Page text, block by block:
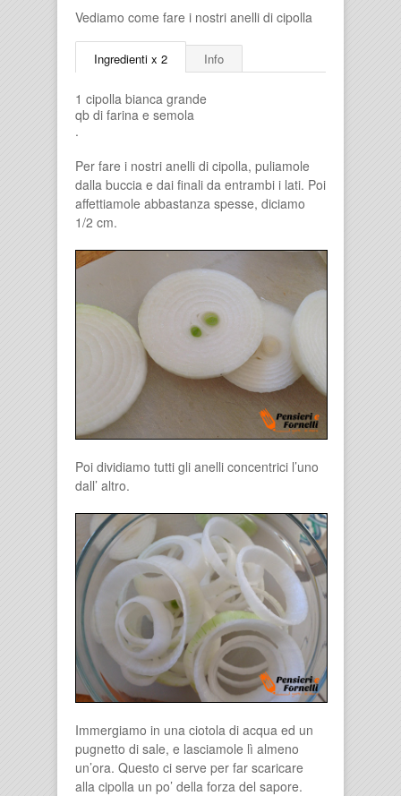
Vediamo come fare i nostri anelli di cipolla
Ingredienti x 2 Info
1 cipolla bianca grande
qb di farina e semola
.
Per fare i nostri anelli di cipolla, puliamole
dalla buccia e dai finali da entrambi i lati. Poi
affettiamole abbastanza spesse, diciamo
1/2 cm.
Poi dividiamo tutti gli anelli concentrici l’uno
dall’ altro.
Immergiamo in una ciotola di acqua ed un
pugnetto di sale, e lasciamole lì almeno
un’ora. Questo ci serve per far scaricare
alla cipolla un po’ della forza del sapore.